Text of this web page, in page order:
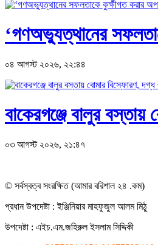
‘গণঅভ্যুত্থানের
০৪ আগস্ট ২০২৬, ২২:৪৪
বাকেরগঞ্জে বালুর
০৩ আগস্ট ২০২৬, ২১:৪৭
© সর্বস্বত্ব সংরক্ষিত (আমার বরিশাল ২৪ .কম)
প্রধান ‍উপদেষ্টা : ‍ইঞ্জিনিয়ার মাহফুজুল আলম মিঠু
উপদেষ্টা : এইচ.এম.জহিরুল ইসলাম সিদ্দিকী